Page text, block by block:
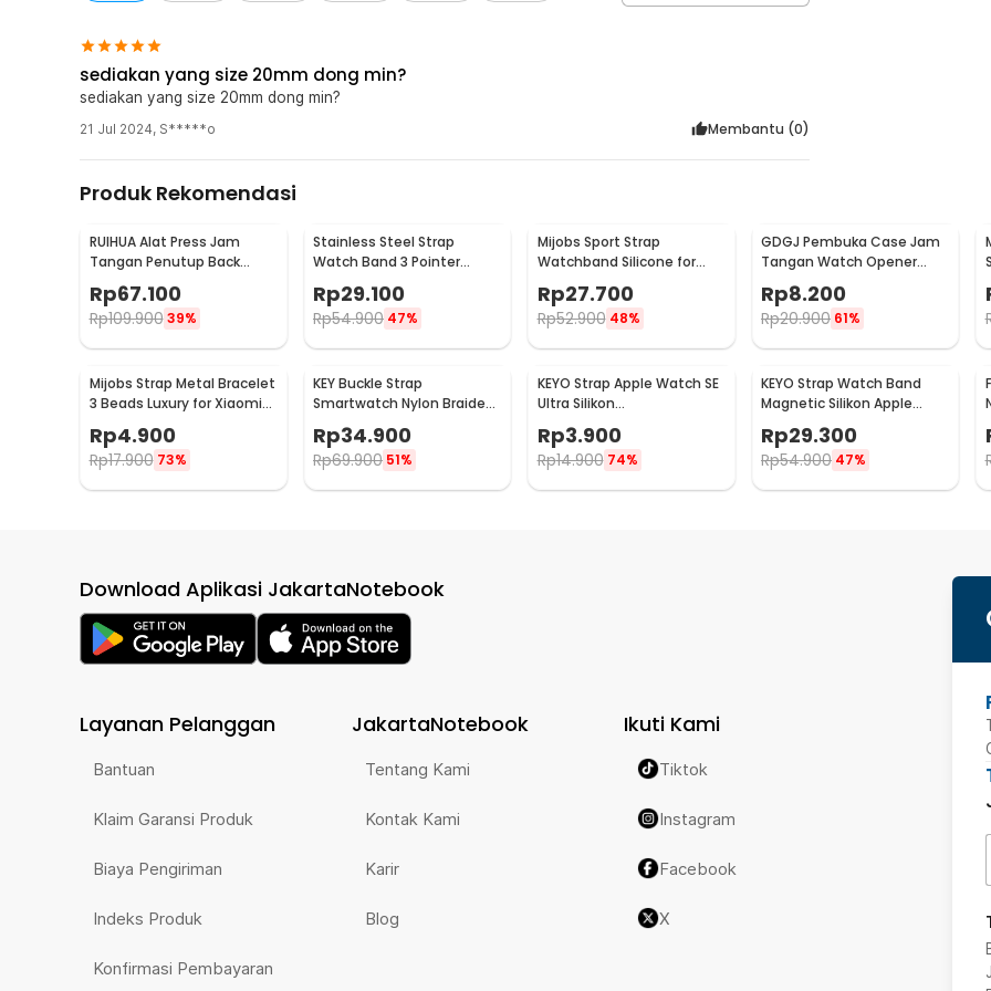
sediakan yang size 20mm dong min?
sediakan yang size 20mm dong min?
21 Jul 2024, S*****o Membantu (0)
Produk Rekomendasi
RUIHUA Alat Press Jam
Tangan Penutup Back
Case 12 Dies Anti Gores -
3182
Rp67.100
Rp109.900 39%
Stainless Steel Strap
Watch Band 3 Pointer
S3 - SS3
Rp29.100
Rp54.900 47%
Mijobs Sport Strap
Watchband Silicone for
Rp27.700
Rp52.900 48%
GDGJ Pembuka Case Jam
Tangan Watch Opener
Back ABS Body - 2098B
Rp8.200
Rp20.900 61%
Mijobs Strap Metal Bracelet
3 Beads Luxury for Xiaomi
Rp4.900
Rp17.900 73%
KEY Buckle Strap
Smartwatch Nylon Braided
22mm for Huawei Samsung
- KY017
Rp34.900
Rp69.900 51%
KEYO Strap Apple Watch SE
Ultra Silikon
42/44/45/46/49mm S-M
- K-49
Rp3.900
Rp14.900 74%
KEYO Strap Watch Band
Magnetic Silikon Apple
Watch Ultra 2 41/40/38mm
- K-38
Rp29.300
Rp54.900 47%
Download Aplikasi JakartaNotebook
Layanan Pelanggan
Bantuan
Klaim Garansi Produk
Biaya Pengiriman
Indeks Produk
Konfirmasi Pembayaran
JakartaNotebook
Tentang Kami
Kontak Kami
Karir
Blog
Ikuti Kami
Tiktok
Instagram
Facebook
X